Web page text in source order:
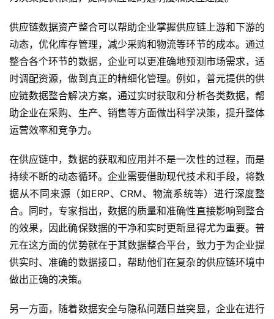
供应链数据资产整合可以帮助企业掌握供应链上游和下游的
动态，优化库存管理，减少采购和物流等环节的成本。通过
整合各个环节的数据，企业可以更准确地预测市场需求，适
时调配资源，做到真正的精细化管理。例如，普元提供的供
应链数据整合解决方案，通过实时获取和分析各类数据，帮
助企业在采购、生产、销售等方面做出科学决策，提升整体
运营效率和竞争力。
在供应链中，数据的获取和应用并不是一次性的过程，而是
持续不断的动态循环。企业需要借助现代技术和手段，将数
据从不同来源（如ERP、CRM、物流系统等）进行深度整
合。同时，专家指出，数据的质量和准确性直接影响到整合
的效果，因此确保数据的干净和实时更新显得尤为重要。普
元在这方面的优势就在于其数据整合平台，致力于为企业提
供实时、准确的数据接口，帮助他们在复杂的供应链环境中
做出正确的决策。
另一方面，随着数据安全与隐私问题日益突显，企业在进行